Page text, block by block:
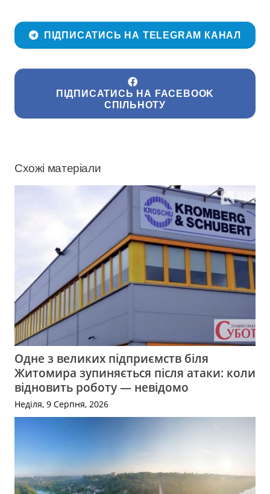
ПІДПИСАТИСЬ НА TELEGRAM КАНАЛ
ПІДПИСАТИСЬ НА FACEBOOK
СПІЛЬНОТУ
Схожі матеріали
Одне з великих підприємств біля
Житомира зупиняється після атаки: коли
відновить роботу — невідомо
Неділя, 9 Серпня, 2026